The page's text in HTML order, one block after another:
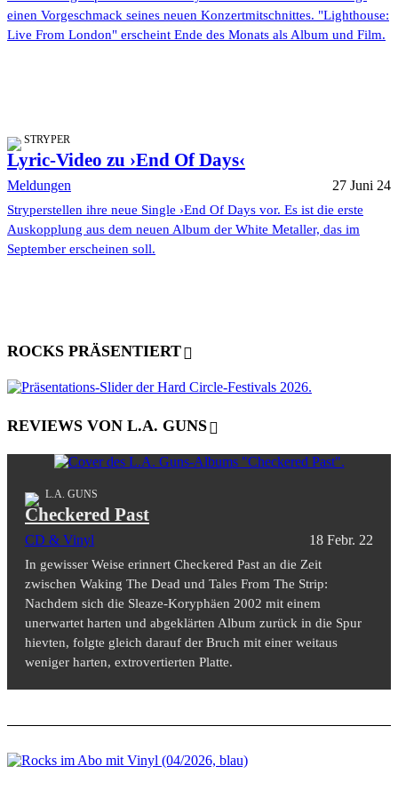
einen Vorgeschmack seines neuen Konzertmitschnittes. "Lighthouse:
Live From London" erscheint Ende des Monats als Album und Film.
STRYPER
Lyric-Video zu ›End Of Days‹
Meldungen 27 Juni 24
Stryperstellen ihre neue Single ›End Of Days vor. Es ist die erste
Auskopplung aus dem neuen Album der White Metaller, das im
September erscheinen soll.
ROCKS PRÄSENTIERT
REVIEWS VON L.A. GUNS
L.A. GUNS
Checkered Past
CD & Vinyl 18 Febr. 22
In gewisser Weise erinnert Checkered Past an die Zeit
zwischen Waking The Dead und Tales From The Strip:
Nachdem sich die Sleaze-Koryphäen 2002 mit einem
unerwartet harten und abgeklärten Album zurück in die Spur
hievten, folgte gleich darauf der Bruch mit einer weitaus
weniger harten, extrovertierten Platte.